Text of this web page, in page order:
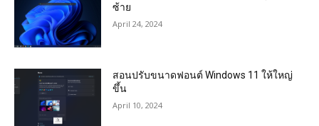
ซ้าย
April 24, 2024
สอนปรับขนาดฟอนต์ Windows 11 ให้ใหญ่
ขึ้น
April 10, 2024